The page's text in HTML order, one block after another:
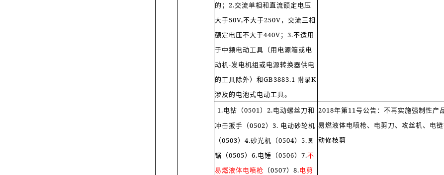
的；2.交流单相和直流额定电压
大于50V,不大于250V，交流三相
额定电压不大于440V；3.不适用
于中频电动工具（用电源箱或电
动机-发电机组或电源转换器供电
的工具除外）和GB3883.1 附录K
涉及的电池式电动工具。
1.电钻（0501）2.电动螺丝刀和
冲击扳手（0502）3. 电动砂轮机
（0503）4.砂光机（0504）5.圆
锯（0505）6.电锤（0506）7.不
易燃液体电喷枪 （0507）8.电剪
2018年第11号公告：不再实施强制性产
易燃液体电喷枪、电剪刀、攻丝机、电
动修枝剪